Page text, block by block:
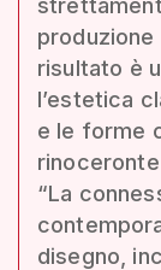
risultato è
l’estetica
e le forme
“La
disegno,